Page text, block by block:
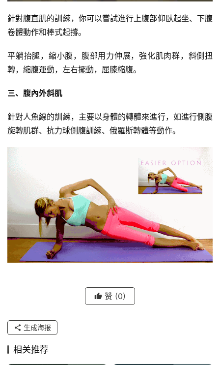
針對腹直肌的訓練，你可以嘗試進行上腹部仰臥起坐、下腹
卷體動作和棒式起撐。
平躺抬腿，縮小腹，腹部用力伸展，強化肌肉群，斜側扭
轉，縮腹運動，左右擺動，屈膝縮腹。
三、腹內外斜肌
針對人魚線的訓練，主要以身體的轉體來進行，如進行側腹
旋轉肌群、抗力球側腹訓練、俄羅斯轉體等動作。
赞 (0)
生成海报
相关推荐